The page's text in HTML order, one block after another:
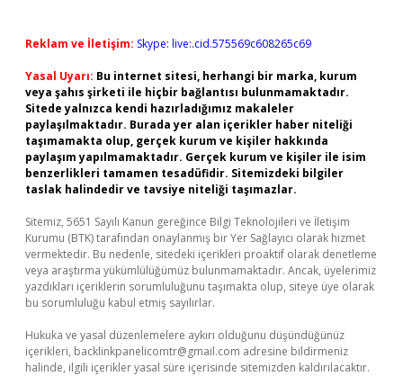
Reklam ve İletişim: Skype: live:.cid.575569c608265c69
Yasal Uyarı: Bu internet sitesi, herhangi bir marka, kurum
veya şahıs şirketi ile hiçbir bağlantısı bulunmamaktadır.
Sitede yalnızca kendi hazırladığımız makaleler
paylaşılmaktadır. Burada yer alan içerikler haber niteliği
taşımamakta olup, gerçek kurum ve kişiler hakkında
paylaşım yapılmamaktadır. Gerçek kurum ve kişiler ile isim
benzerlikleri tamamen tesadüfidir. Sitemizdeki bilgiler
taslak halindedir ve tavsiye niteliği taşımazlar.
Sitemiz, 5651 Sayılı Kanun gereğince Bilgi Teknolojileri ve İletişim
Kurumu (BTK) tarafından onaylanmış bir Yer Sağlayıcı olarak hizmet
vermektedir. Bu nedenle, sitedeki içerikleri proaktif olarak denetleme
veya araştırma yükümlülüğümüz bulunmamaktadır. Ancak, üyelerimiz
yazdıkları içeriklerin sorumluluğunu taşımakta olup, siteye üye olarak
bu sorumluluğu kabul etmiş sayılırlar.
Hukuka ve yasal düzenlemelere aykırı olduğunu düşündüğünüz
içerikleri, backlinkpanelicomtr@gmail.com adresine bildirmeniz
halinde, ilgili içerikler yasal süre içerisinde sitemizden kaldırılacaktır.